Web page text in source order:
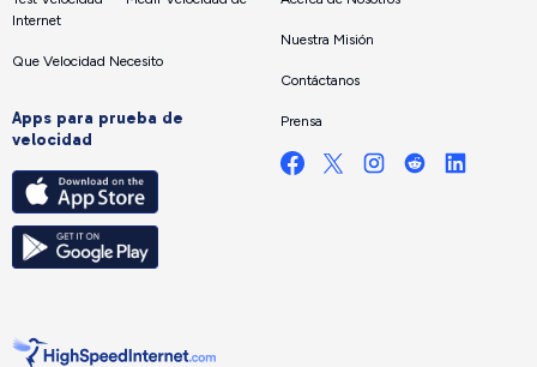
Internet
Que Velocidad Necesito
Apps para prueba de
velocidad
Nuestra Misión
Contáctanos
Prensa